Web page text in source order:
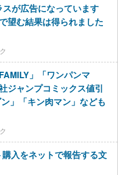
スが広告になっています
望む結果は得られました
」「ワンパンマ
ジャンプコミックス値引
」「キン肉マン」なども
入をネットで報告する文